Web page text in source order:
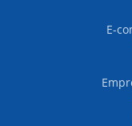
E-